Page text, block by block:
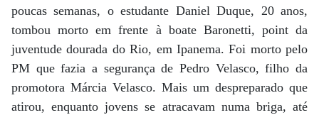
poucas semanas, o estudante Daniel Duque, 20 anos,
tombou morto em frente à boate Baronetti, point da
juventude dourada do Rio, em Ipanema. Foi morto pelo
PM que fazia a segurança de Pedro Velasco, filho da
promotora Márcia Velasco. Mais um despreparado que
atirou, enquanto jovens se atracavam numa briga, até